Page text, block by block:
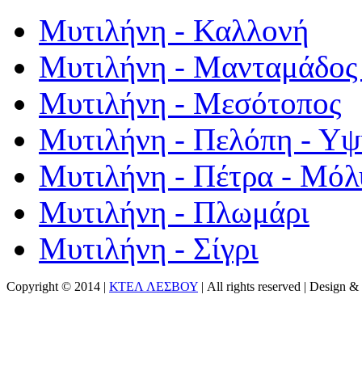
Μυτιλήνη - Καλλονή
Μυτιλήνη - Μανταμάδος
Μυτιλήνη - Μεσότοπος
Μυτιλήνη - Πελόπη -
Μυτιλήνη - Πέτρα -
Μυτιλήνη - Πλωμάρι
Μυτιλήνη - Σίγρι
Copyright © 2014 | ΚΤΕΛ ΛΕΣΒΟΥ | All rights reserved | Design &